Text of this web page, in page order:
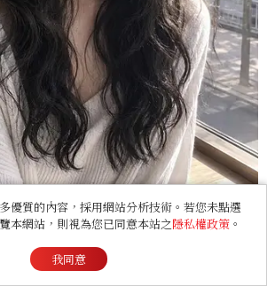
推薦7：水波紋微捲
優質的內容，採用網站分析技術。若您未點選
本網站，則視為您已同意本站之隱私權政策 。
我同意